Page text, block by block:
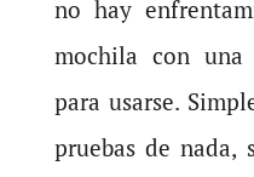
no hay
mochila con
para usarse.
pruebas de nada,